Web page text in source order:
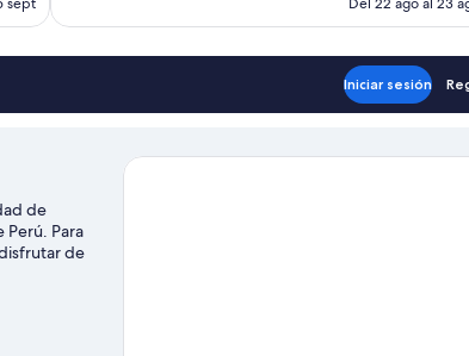
actual
de
110 €
Iniciar sesión
de
Perú. Para
de